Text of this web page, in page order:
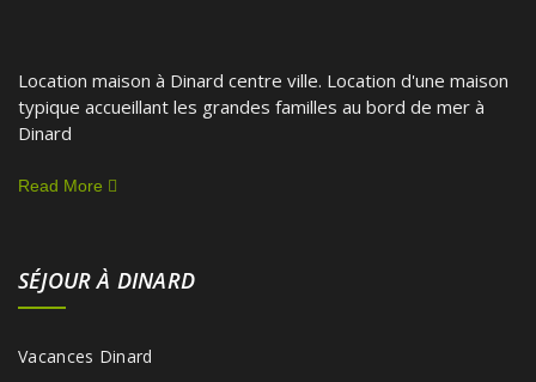
Location maison à Dinard centre ville. Location d'une maison
typique accueillant les grandes familles au bord de mer à
Dinard
Read More
SÉJOUR À DINARD
Vacances Dinard